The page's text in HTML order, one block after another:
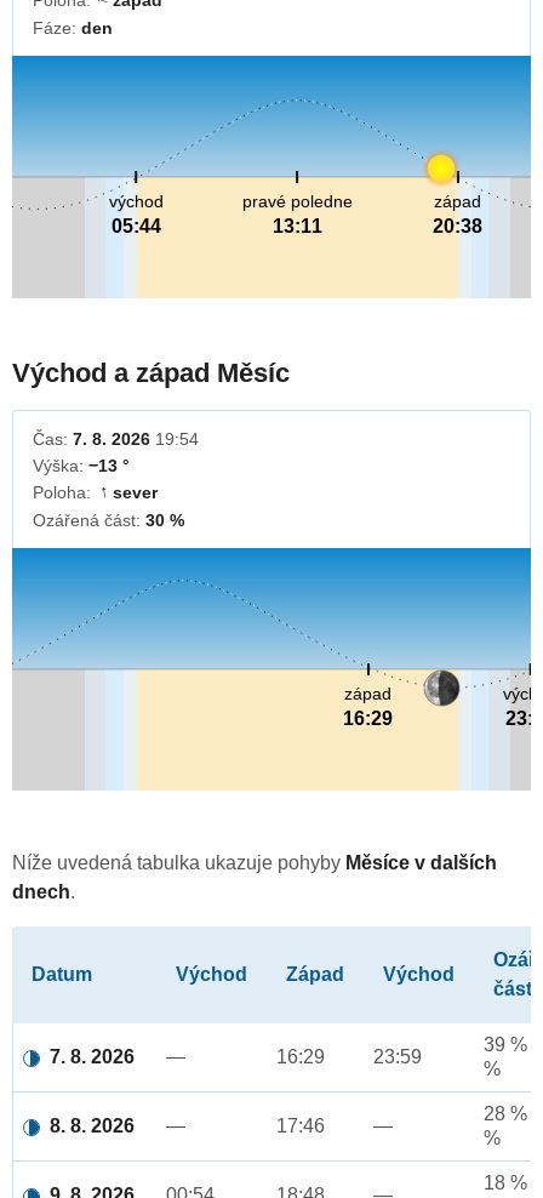
Fáze: den
pravé poledne
13:11
východ
05:44
západ
20:38
Východ a západ Měsíc
Čas: 7. 8. 2026 19:54
Výška: −13 °
Poloha:
↓ sever
Ozářená část: 30 %
západ
16:29
Níže uvedená tabulka ukazuje pohyby Měsíce v dalších
dnech.
Datum Východ Západ Východ
část
7. 8. 2026 — 16:29 23:59
39 %
%
8. 8. 2026 — 17:46 —
28 %
%
18 %